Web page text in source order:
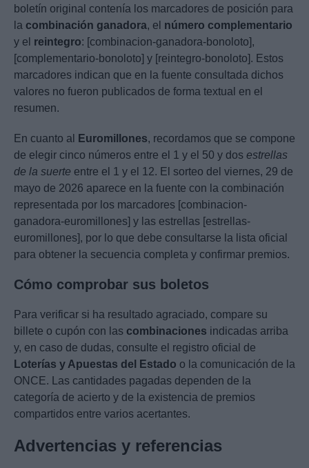
boletín original contenía los marcadores de posición para
la combinación ganadora, el número complementario
y el reintegro: [combinacion-ganadora-bonoloto],
[complementario-bonoloto] y [reintegro-bonoloto]. Estos
marcadores indican que en la fuente consultada dichos
valores no fueron publicados de forma textual en el
resumen.
En cuanto al Euromillones, recordamos que se compone
de elegir cinco números entre el 1 y el 50 y dos estrellas
de la suerte entre el 1 y el 12. El sorteo del viernes, 29 de
mayo de 2026 aparece en la fuente con la combinación
representada por los marcadores [combinacion-
ganadora-euromillones] y las estrellas [estrellas-
euromillones], por lo que debe consultarse la lista oficial
para obtener la secuencia completa y confirmar premios.
Cómo comprobar sus boletos
Para verificar si ha resultado agraciado, compare su
billete o cupón con las combinaciones indicadas arriba
y, en caso de dudas, consulte el registro oficial de
Loterías y Apuestas del Estado o la comunicación de la
ONCE. Las cantidades pagadas dependen de la
categoría de acierto y de la existencia de premios
compartidos entre varios acertantes.
Advertencias y referencias